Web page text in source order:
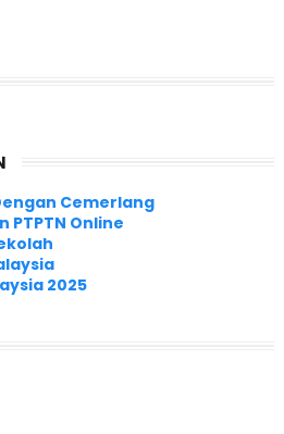
Cemerlang
PTPTN Online
2025